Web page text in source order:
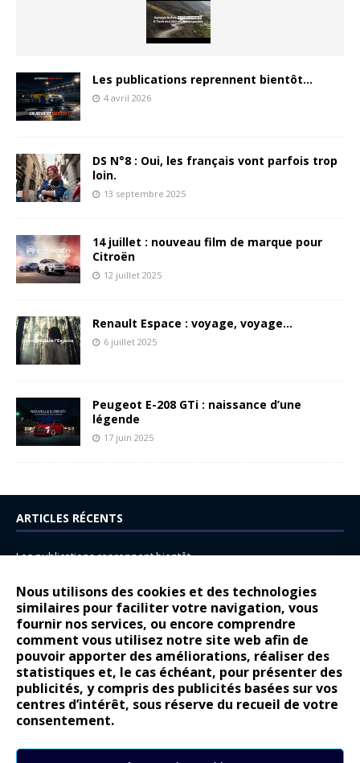
Nous utilisons des cookies et des technologies
similaires pour faciliter votre navigation, vous
fournir nos services, ou encore comprendre
comment vous utilisez notre site web afin de
pouvoir apporter des améliorations, réaliser des
statistiques et, le cas échéant, pour présenter des
publicités, y compris des publicités basées sur vos
centres d’intérêt, sous réserve du recueil de votre
consentement.
Les publications reprennent bientôt…
4 avril 2026
DS N°8 : Oui, les français vont parfois trop
loin.
13 septembre 2025
14 juillet : nouveau film de marque pour
Citroën
12 juillet 2025
Renault Espace : voyage, voyage…
6 juillet 2025
Peugeot E-208 GTi : naissance d’une
légende
17 juin 2025
ARTICLES RÉCENTS
Les publications reprennent bientôt…
14 juillet : nouveau film de marque pour Citroën
Renault Espace : voyage, voyage…
Peugeot E-208 GTi : naissance d’une légende
COMMENTAIRES RÉCENTS
Bernard Dardartdans
Gilly